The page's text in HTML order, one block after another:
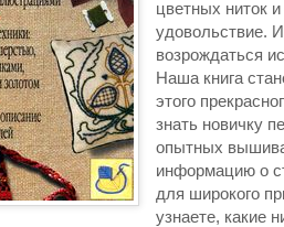
цветных ниток
удовольствие.
возрождаться
Наша книга
этого
знать новичку
опытных
информацию о
для широкого
узнаете, какие